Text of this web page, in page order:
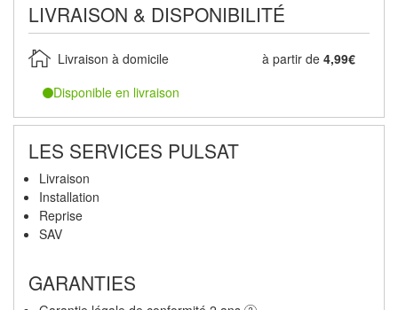
LIVRAISON & DISPONIBILITÉ
Livraison à domicile à partir de 4,99€
Disponible en livraison
LES SERVICES PULSAT
Livraison
Installation
Reprise
SAV
GARANTIES